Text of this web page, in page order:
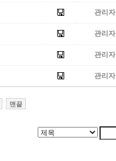
관리자
관리자
관리자
관리자
맨끝